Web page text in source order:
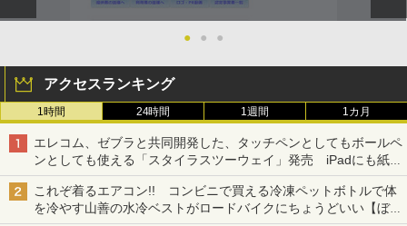
● ● ●
アクセスランキング
1時間 24時間 1週間 1カ月
エレコム、ゼブラと共同開発した、タッチペンとしてもボールペ
ンとしても使える「スタイラスツーウェイ」発売 iPadにも紙に
も、持ち替えずに書き込める
これぞ着るエアコン!! コンビニで買える冷凍ペットボトルで体
を冷やす山善の水冷ベストがロードバイクにちょうどいい【ぼっ